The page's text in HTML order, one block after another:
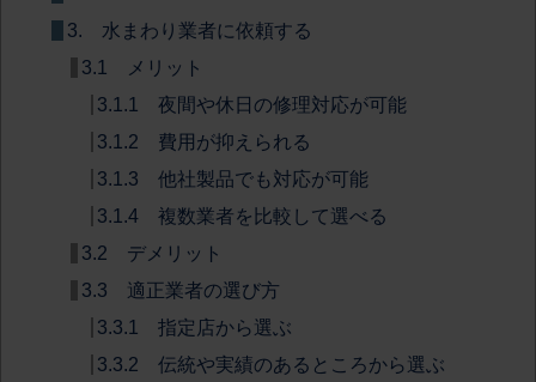
3. 水まわり業者に依頼する
3.1 メリット
3.1.1 夜間や休日の修理対応が可能
3.1.2 費用が抑えられる
3.1.3 他社製品でも対応が可能
3.1.4 複数業者を比較して選べる
3.2 デメリット
3.3 適正業者の選び方
3.3.1 指定店から選ぶ
3.3.2 伝統や実績のあるところから選ぶ